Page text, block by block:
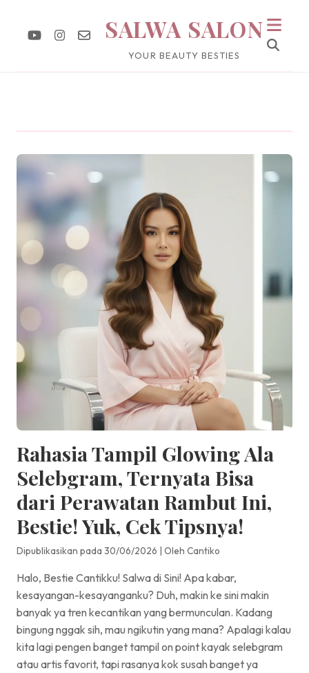
SALWA SALON
YOUR BEAUTY BESTIES
Rahasia Tampil Glowing Ala
Selebgram, Ternyata Bisa
dari Perawatan Rambut Ini,
Bestie! Yuk, Cek Tipsnya!
Dipublikasikan pada 30/06/2026 | Oleh Cantiko
Halo, Bestie Cantikku! Salwa di Sini! Apa kabar,
kesayangan-kesayanganku? Duh, makin ke sini makin
banyak ya tren kecantikan yang bermunculan. Kadang
bingung nggak sih, mau ngikutin yang mana? Apalagi kalau
kita lagi pengen banget tampil on point kayak selebgram
atau artis favorit, tapi rasanya kok susah banget ya